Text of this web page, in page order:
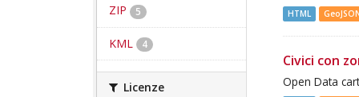
ZIP 5
KML 4
Licenze
HTML
Civici con
Open Data